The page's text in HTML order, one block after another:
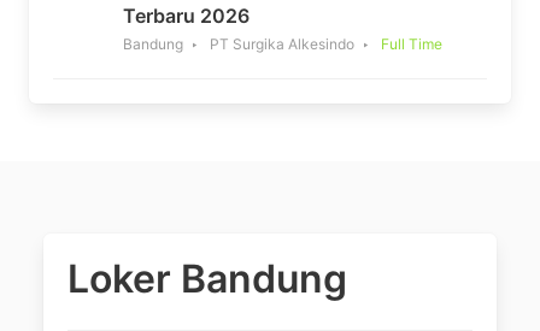
Terbaru 2026
Bandung PT Surgika Alkesindo Full Time
Loker Bandung